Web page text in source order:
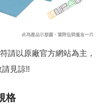
請以原廠官方網站為主，
見諒!!
格